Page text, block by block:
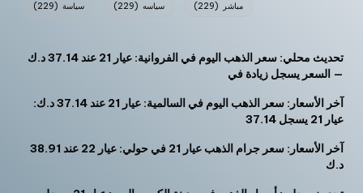
سياسة (229) سياسه (229) مباشر (229)
تحديث محلي: سعر الذهب اليوم في الفروانية: عيار 21 عند 37.14 د.ك
— السعر يسجل زيادة في
آخر الأسعار: سعر الذهب اليوم في السالمية: عيار 21 عند 37.14 د.ك:
عيار 21 يسجل 37.14
آخر الأسعار: سعر جرام الذهب عيار 21 في حولي: عيار 22 عند 38.91
د.ك